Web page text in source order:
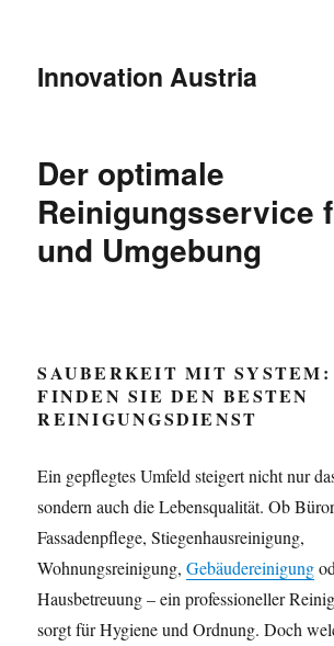
Innovation Austria
Der optimale
Reinigungsservice
und Umgebung
SAUBERKEIT MIT SYSTEM:
FINDEN SIE DEN BESTEN
REINIGUNGSDIENST
Ein gepflegtes Umfeld steigert nicht nur
sondern auch die Lebensqualität. Ob
Fassadenpflege, Stiegenhausreinigung,
Wohnungsreinigung,Gebäudereinigung
Hausbetreuung – ein professioneller
sorgt für Hygiene und Ordnung. Doch